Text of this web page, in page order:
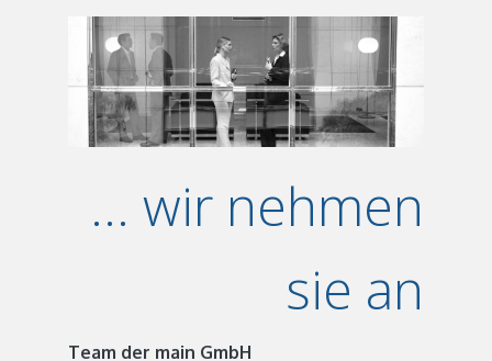
... wir nehmen
sie an
Team der main GmbH